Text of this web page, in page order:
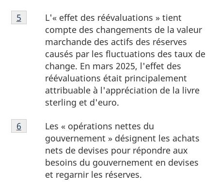
Note
de
L'« effet des réévaluations » tient
compte des changements de la valeur
marchande des actifs des réserves
causés par les fluctuations des taux de
change. En mars 2025, l'effet des
réévaluations était principalement
attribuable à l'appréciation de la livre
sterling et d'euro.
Retour à la référence de la note de bas de page
5
Note
de
Les « opérations nettes du
gouvernement » désignent les achats
nets de devises pour répondre aux
besoins du gouvernement en devises
et regarnir les réserves.
Retour à la référence de la note de bas de page
6